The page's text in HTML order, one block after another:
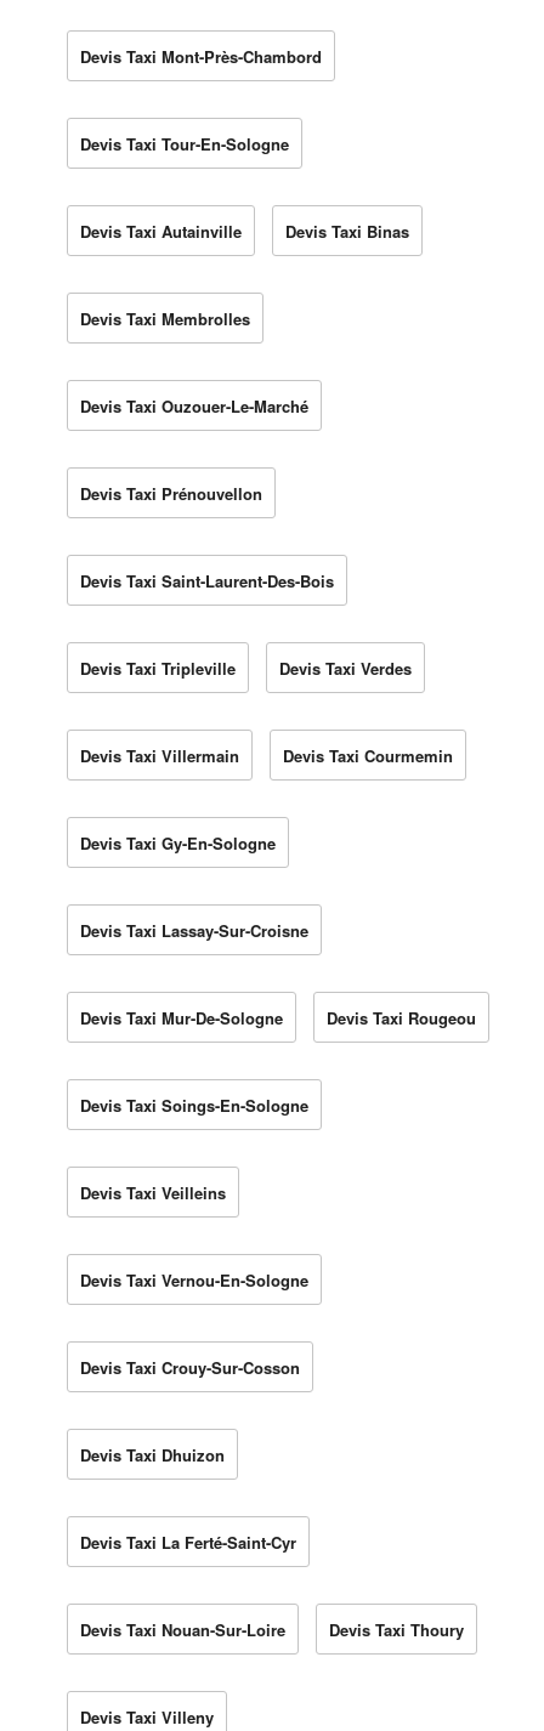
Devis Taxi Mont-Près-Chambord
Devis Taxi Tour-En-Sologne
Devis Taxi Autainville Devis Taxi Binas
Devis Taxi Membrolles
Devis Taxi Ouzouer-Le-Marché
Devis Taxi Prénouvellon
Devis Taxi Saint-Laurent-Des-Bois
Devis Taxi Tripleville Devis Taxi Verdes
Devis Taxi Villermain Devis Taxi Courmemin
Devis Taxi Gy-En-Sologne
Devis Taxi Lassay-Sur-Croisne
Devis Taxi Mur-De-Sologne Devis Taxi Rougeou
Devis Taxi Soings-En-Sologne
Devis Taxi Veilleins
Devis Taxi Vernou-En-Sologne
Devis Taxi Crouy-Sur-Cosson
Devis Taxi Dhuizon
Devis Taxi La Ferté-Saint-Cyr
Devis Taxi Nouan-Sur-Loire Devis Taxi Thoury
Devis Taxi Villeny